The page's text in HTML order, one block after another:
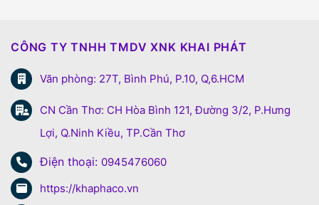
CÔNG TY TNHH TMDV XNK KHAI PHÁT
Văn phòng: 27T, Bình Phú, P.10, Q,6.HCM
CN Cần Thơ: CH Hòa Bình 121, Đường 3/2, P.Hưng
Lợi, Q.Ninh Kiều, TP.Cần Thơ
Điện thoại: 0945476060
https://khaphaco.vn